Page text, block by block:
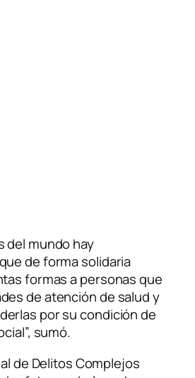
del mundo hay
de forma solidaria
formas a personas que
de atención de salud y
por su condición de
sumó.